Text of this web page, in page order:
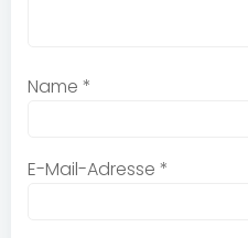
Name *
E-Mail-Adresse *